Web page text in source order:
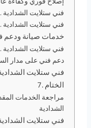
فني ستلايت الشدادية
فني ستلايت الشدادية
خدمات صيانة ودعم
فني ستلايت الشدادية
دعم فني على مدار
فني ستلايت
الختام
مراجعة الخدمات
الشدادية
فني ستلايت